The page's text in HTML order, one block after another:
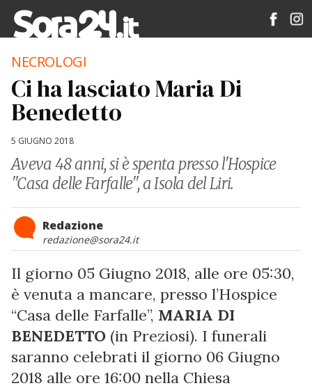
NECROLOGI
Ci ha lasciato Maria Di
Benedetto
5 GIUGNO 2018
Aveva 48 anni, si è spenta presso l'Hospice
"Casa delle Farfalle", a Isola del Liri.
Redazione
redazione@sora24.it
Il giorno 05 Giugno 2018, alle ore 05:30,
è venuta a mancare, presso l’Hospice
“Casa delle Farfalle”, MARIA DI
BENEDETTO (in Preziosi). I funerali
saranno celebrati il giorno 06 Giugno
2018 alle ore 16:00 nella Chiesa